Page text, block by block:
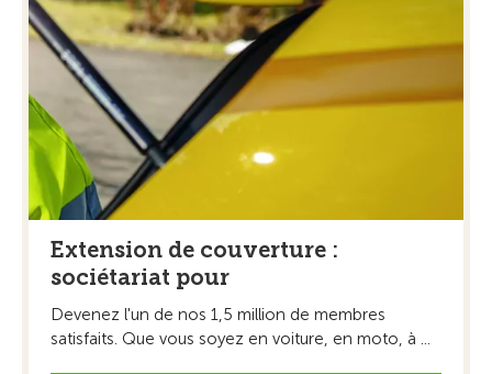
Extension de couverture :
sociétariat pour
Devenez l'un de nos 1,5 million de membres
satisfaits. Que vous soyez en voiture, en moto, à ...